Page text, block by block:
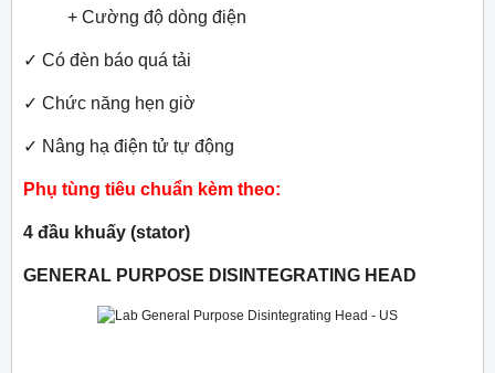
+ Cường độ dòng điện
✓ Có đèn báo quá tải
✓ Chức năng hẹn giờ
✓ Nâng hạ điện tử tự động
Phụ tùng tiêu chuẩn kèm theo:
4 đầu khuấy (stator)
GENERAL PURPOSE DISINTEGRATING HEAD